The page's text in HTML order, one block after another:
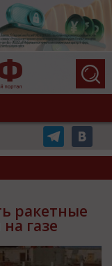
ракетные
газе